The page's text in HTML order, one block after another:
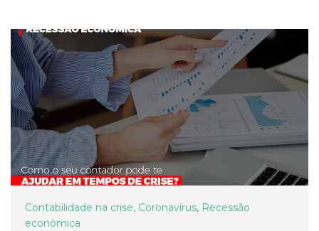
Contabilidade na crise, Coronavírus, Recessão
econômica